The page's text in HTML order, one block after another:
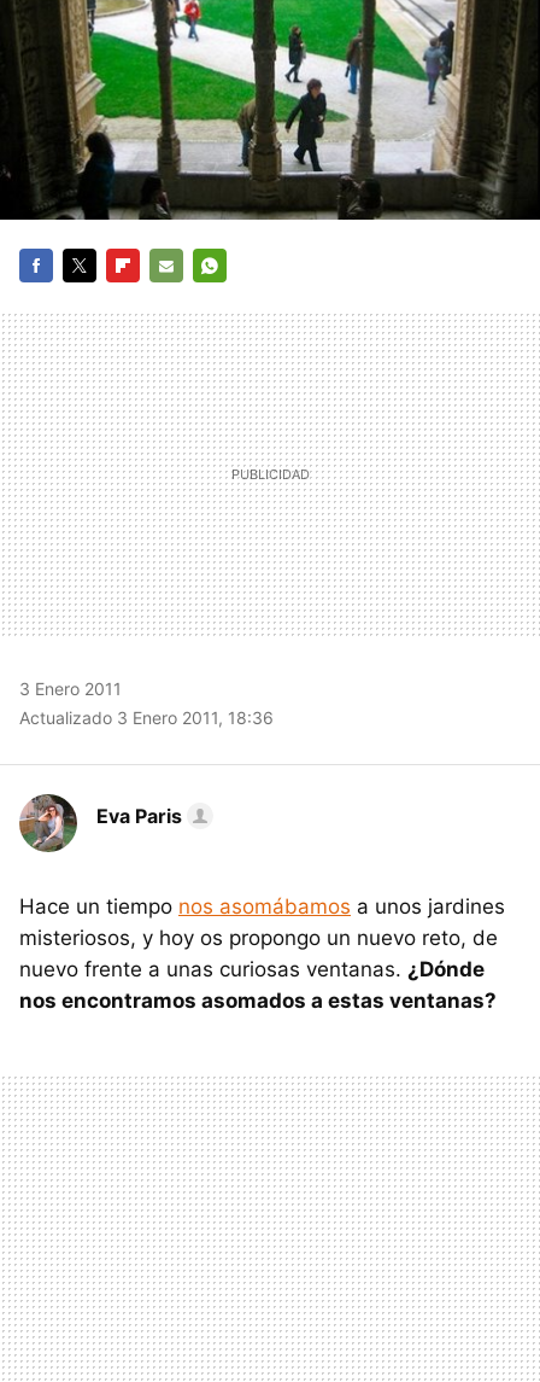
MAIL
3 Enero 2011
Actualizado 3 Enero 2011, 18:36
Eva Paris
Hace un tiempo nos asomábamos a unos jardines
misteriosos, y hoy os propongo un nuevo reto, de
nuevo frente a unas curiosas ventanas. ¿Dónde
nos encontramos asomados a estas ventanas?